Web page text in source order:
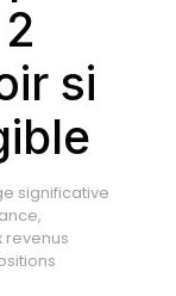
si
significative
revenus